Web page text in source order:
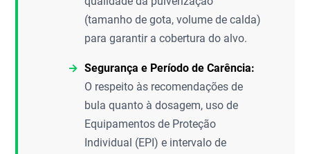
(tamanho de gota, volume de calda)
para garantir a cobertura do alvo.
Segurança e Período de Carência:
O respeito às recomendações de
bula quanto à dosagem, uso de
Equipamentos de Proteção
Individual (EPI) e intervalo de